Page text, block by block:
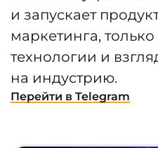
и запускает
маркетинга,
технологии и
на индустрию.
Перейти в Telegram